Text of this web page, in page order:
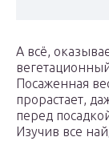
А всё,
Посаженная
прорастает,
перед
Изучив все